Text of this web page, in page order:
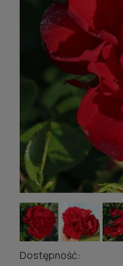
Dostępność: